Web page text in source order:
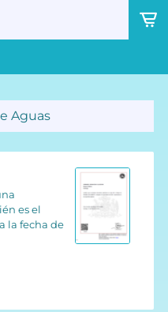
Aguas
es el
la fecha de